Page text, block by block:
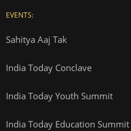
EVENTS:
Sahitya Aaj Tak
India Today Conclave
India Today Youth Summit
India Today Education Summit